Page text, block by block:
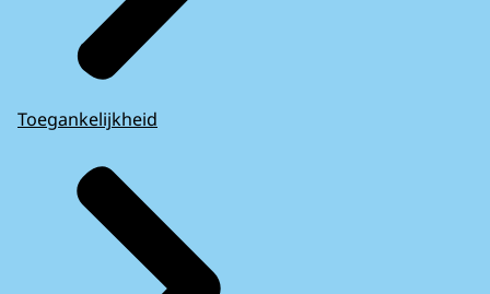
Toegankelijkheid